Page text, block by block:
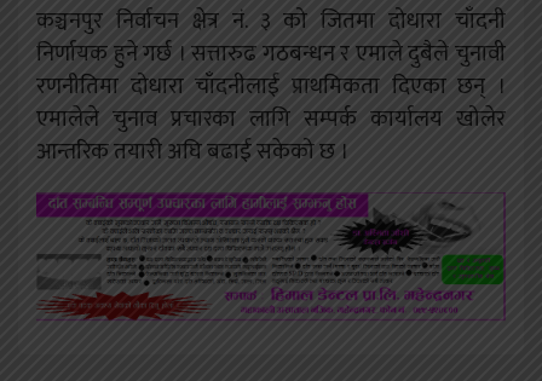
कञ्चनपुर निर्वाचन क्षेत्र नं. ३ को जितमा दोधारा चाँदनी
निर्णायक हुने गर्छ । सत्तारुढ गठबन्धन र एमाले दुबैले चुनावी
रणनीतिमा दोधारा चाँदनीलाई प्राथमिकता दिएका छन् ।
एमालेले चुनाव प्रचारका लागि सम्पर्क कार्यालय खोलेर
आन्तरिक तयारी अघि बढाई सकेको छ ।